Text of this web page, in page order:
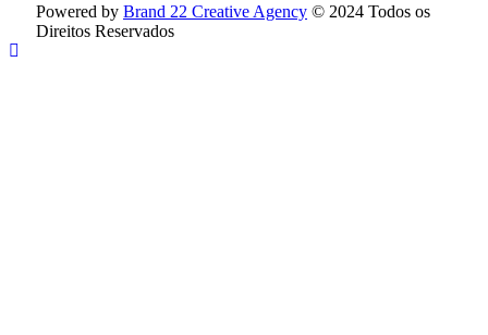
Powered by Brand 22 Creative Agency © 2024 Todos os
Direitos Reservados